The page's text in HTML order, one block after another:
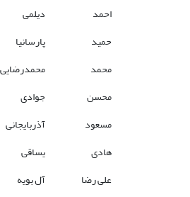
احمد
دیلمی
حمید
پارسانیا
محمد
محمدرضایی
محسن
جوادی
مسعود
آذربایجانی
هادی
یساقی
علی رضا
آل بویه